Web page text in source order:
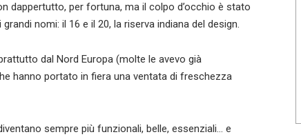
dappertutto, per fortuna, ma il colpo d’occhio è stato
nomi: il 16 e il 20, la riserva indiana del design.
dal Nord Europa (molte le avevo già
hanno portato in fiera una ventata di freschezza
sempre più funzionali, belle, essenziali… e